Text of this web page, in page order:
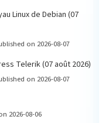
Linux de Debian (07
on 2026-08-07
Telerik (07 août 2026)
on 2026-08-07
2026-08-06